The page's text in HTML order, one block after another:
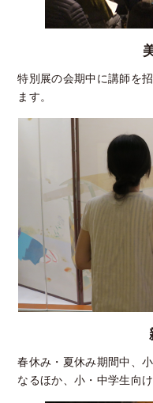
特別展の会期中に講師を
ます。
春休み・夏休み期間中、
なるほか、小・中学生向